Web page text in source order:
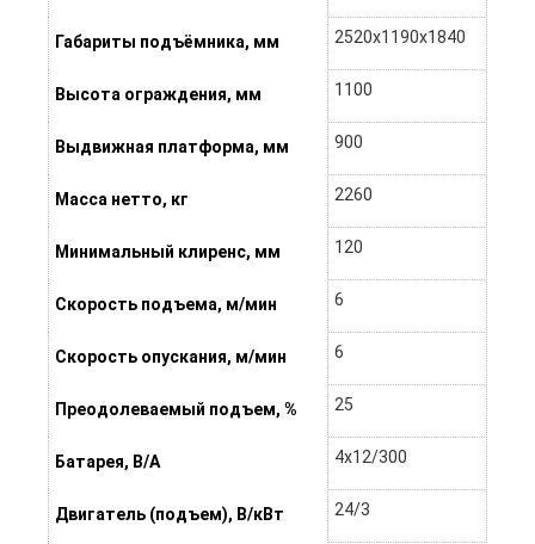
Габариты подъёмника, мм 2520x1190x1840
Высота ограждения, мм 1100
Выдвижная платформа, мм 900
Масса нетто, кг 2260
Минимальный клиренс, мм 120
Скорость подъема, м/мин 6
Скорость опускания, м/мин 6
Преодолеваемый подъем, % 25
Батарея, В/А 4х12/300
Двигатель (подъем), В/кВт 24/3